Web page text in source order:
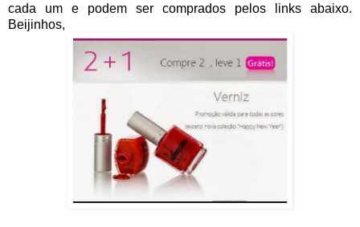
cada um e podem ser comprados pelos links abaixo.
Beijinhos,